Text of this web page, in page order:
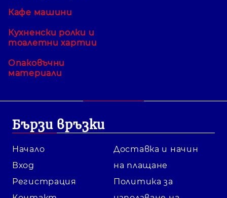
Кафе машини
Кухненски ролки и
тоалетни хартии
Опаковъчни
материали
Бързи връзки
Начало
Вход
Регистрация
Доставка и начин
на плащане
Политика за